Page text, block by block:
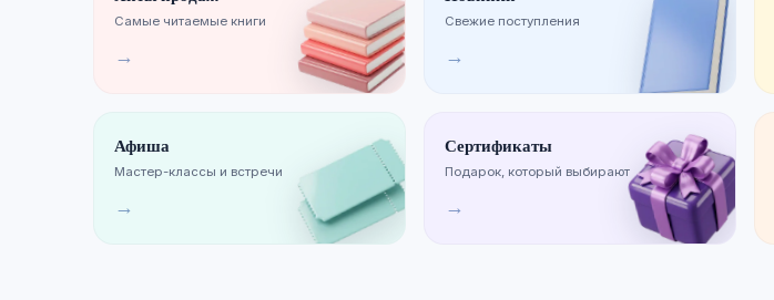
Самые читаемые книги
→
Свежие поступления
→
Афиша
Мастер-классы и встречи
→
Сертификаты
Подарок, который выбирают
→